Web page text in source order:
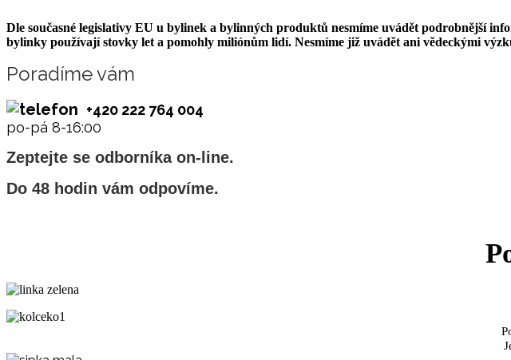
Dle současné legislativy EU u bylinek a bylinných produktů nesmíme uvádět podrobnější
bylinky používají stovky let a pomohly miliónům lidí. Nesmíme již uvádět ani vědeckými
Poradíme vám
+420 222 764 004
po-pá 8-16:00
Zeptejte se odborníka on-line.
Do 48 hodin vám odpovíme.